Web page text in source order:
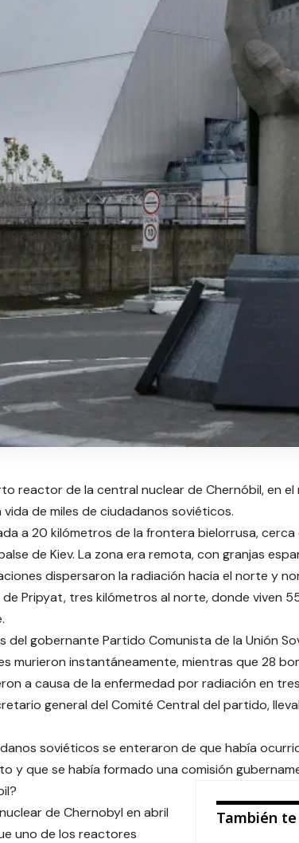
reactor de la central nuclear de Chernóbil, en el
vida de miles de ciudadanos soviéticos.
a 20 kilómetros de la frontera bielorrusa,
de Kiev. La zona era remota, con granjas
dispersaron la radiación hacia el norte y
Pripyat, tres kilómetros al norte, donde viven
del gobernante Partido Comunista de la Unión
murieron instantáneamente, mientras que 28
a causa de la enfermedad por radiación en
general del Comité Central del partido,
soviéticos se enteraron de que había
y que se había formado una comisión
También
de Chernobyl en abril
uno de los reactores